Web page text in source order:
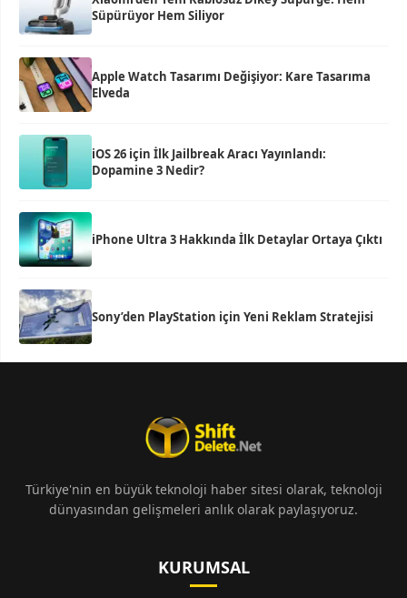
Süpürüyor Hem Siliyor
Apple Watch Tasarımı Değişiyor: Kare Tasarıma
Elveda
iOS 26 için İlk Jailbreak Aracı Yayınlandı:
Dopamine 3 Nedir?
iPhone Ultra 3 Hakkında İlk Detaylar Ortaya Çıktı
Sony’den PlayStation için Yeni Reklam Stratejisi
Türkiye'nin en büyük teknoloji haber sitesi olarak, teknoloji
dünyasından gelişmeleri anlık olarak paylaşıyoruz.
KURUMSAL